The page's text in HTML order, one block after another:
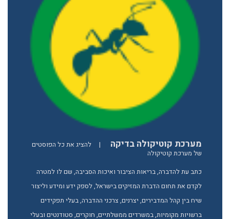
מערכת קוטיקולה בדיקה |
להציג את כל הפוסטים
של מערכת קוטיקולה
כתב עת להדברה, בריאות הציבור ואיכות הסביבה, שם לו למטרה
לקדם את תחום הדברת המזיקים בישראל, לספק ידע ומידע וליצור
שיח בין קהל המדבירים, יצרנים, צרכני ההדברה, בעלי תפקידים
ברשויות מקומיות, במשרדים ממשלתיים, חוקרים, סטודנטים ובעלי